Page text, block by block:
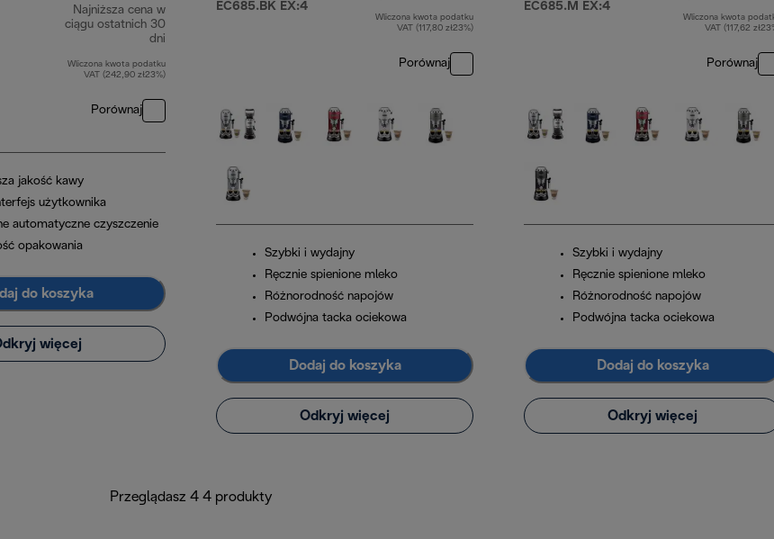
Najniższa cena w
ciągu ostatnich 30
dni
Wliczona kwota podatku
VAT (242,90 zł23%)
Porównaj
jakość kawy
użytkownika
automatyczne czyszczenie
opakowania
do koszyka
więcej
EC685.BK EX:4
cena oryginalna 699,00 zł
Wliczona kwota podatku
VAT (117,80 zł23%)
Porównaj
Szybki i wydajny
Ręcznie spienione mleko
Różnorodność napojów
Podwójna tacka ociekowa
Dodaj do koszyka
Odkryj więcej
EC685.M EX:4
Wliczona kwota
VAT (117,62
Porównaj
Szybki i wydajny
Ręcznie spienione mleko
Różnorodność napojów
Podwójna tacka ociekowa
Dodaj do koszyka
Odkryj więcej
Przeglądasz 4 4 produkty